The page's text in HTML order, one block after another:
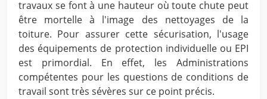
travaux se font à une hauteur où toute chute peut
être mortelle à l'image des nettoyages de la
toiture. Pour assurer cette sécurisation, l'usage
des équipements de protection individuelle ou EPI
est primordial. En effet, les Administrations
compétentes pour les questions de conditions de
travail sont très sévères sur ce point précis.